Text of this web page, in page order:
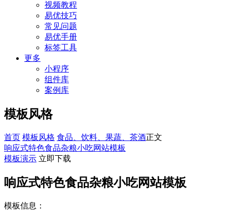
视频教程
易优技巧
常见问题
易优手册
标签工具
更多
小程序
组件库
案例库
模板风格
首页 模板风格 食品、饮料、果蔬、茶酒正文
响应式特色食品杂粮小吃网站模板
模板演示 立即下载
响应式特色食品杂粮小吃网站模板
模板信息：